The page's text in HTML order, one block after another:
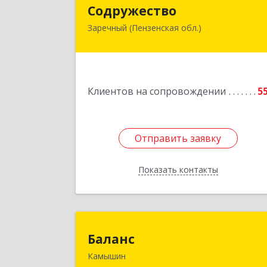
Содружество
Заречный (Пензенская обл.)
Клиентов на сопровождении
Отправить заявку
Показать контакты
442962, Пензенская обл, Заречный г,
Отправить заявку
Назад
Баланс
Камышин
403876, Волгоградская обл, г.о. город